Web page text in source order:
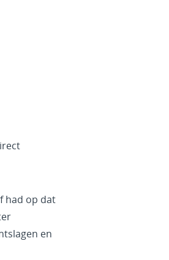
had op dat
en